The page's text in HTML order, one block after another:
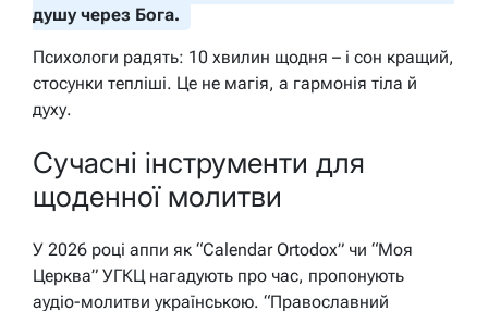
душу через Бога.
Психологи радять: 10 хвилин щодня – і сон кращий,
стосунки тепліші. Це не магія, а гармонія тіла й
духу.
Сучасні інструменти для
щоденної молитви
У 2026 році аппи як “Calendar Ortodox” чи “Моя
Церква” УГКЦ нагадують про час, пропонують
аудіо-молитви українською. “Православний